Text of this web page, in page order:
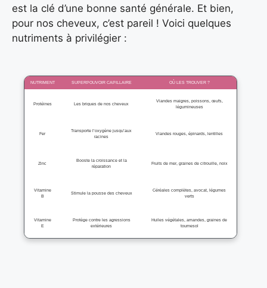
est la clé d’une bonne santé générale. Et bien,
pour nos cheveux, c’est pareil ! Voici quelques
nutriments à privilégier :
NUTRIMENT SUPERPOUVOIR CAPILLAIRE OÙ LES TROUVER ?
Protéines Les briques de nos cheveux
Viandes maigres, poissons, œufs,
légumineuses
Fer
Transporte l’oxygène jusqu’aux
racines
Viandes rouges, épinards, lentilles
Zinc
Booste la croissance et la
réparation
Fruits de mer, graines de citrouille, noix
Vitamine
B
Stimule la pousse des cheveux
Céréales complètes, avocat, légumes
verts
Vitamine
E
Protège contre les agressions
extérieures
Huiles végétales, amandes, graines de
tournesol